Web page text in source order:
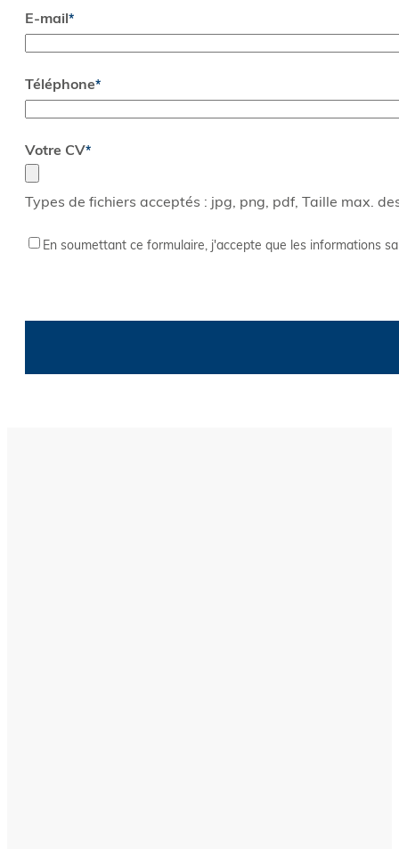
E-mail *
Téléphone*
Votre CV*
Types de fichiers acceptés : jpg, png, pdf, Taille max.
RGPD*
En soumettant ce formulaire, j'accepte que les informations